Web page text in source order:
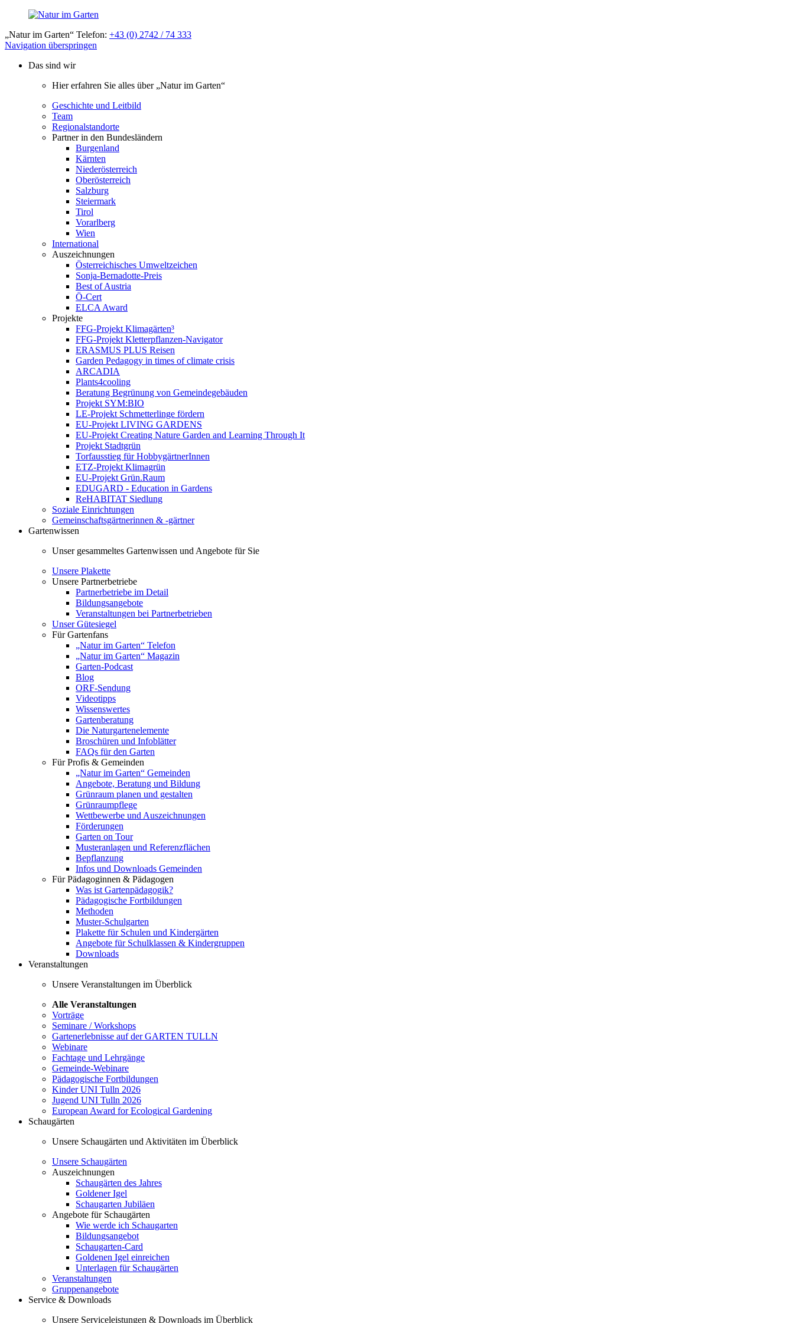
„Natur im Garten“ Telefon: +43 (0) 2742 / 74 333
Navigation überspringen
Das sind wir
Hier erfahren Sie alles über „Natur im Garten“
Geschichte und Leitbild
Team
Regionalstandorte
Partner in den Bundesländern
Burgenland
Kärnten
Niederösterreich
Oberösterreich
Salzburg
Steiermark
Tirol
Vorarlberg
Wien
International
Auszeichnungen
Österreichisches Umweltzeichen
Sonja-Bernadotte-Preis
Best of Austria
Ö-Cert
ELCA Award
Projekte
FFG-Projekt Klimagärten³
FFG-Projekt Kletterpflanzen-Navigator
ERASMUS PLUS Reisen
Garden Pedagogy in times of climate crisis
ARCADIA
Plants4cooling
Beratung Begrünung von Gemeindegebäuden
Projekt SYM:BIO
LE-Projekt Schmetterlinge fördern
EU-Projekt LIVING GARDENS
EU-Projekt Creating Nature Garden and Learning Through It
Projekt Stadtgrün
Torfausstieg für HobbygärtnerInnen
ETZ-Projekt Klimagrün
EU-Projekt Grün.Raum
EDUGARD - Education in Gardens
ReHABITAT Siedlung
Soziale Einrichtungen
Gemeinschaftsgärtnerinnen & -gärtner
Gartenwissen
Unser gesammeltes Gartenwissen und Angebote für Sie
Unsere Plakette
Unsere Partnerbetriebe
Partnerbetriebe im Detail
Bildungsangebote
Veranstaltungen bei Partnerbetrieben
Unser Gütesiegel
Für Gartenfans
„Natur im Garten“ Telefon
„Natur im Garten“ Magazin
Garten-Podcast
Blog
ORF-Sendung
Videotipps
Wissenswertes
Gartenberatung
Die Naturgartenelemente
Broschüren und Infoblätter
FAQs für den Garten
Für Profis & Gemeinden
„Natur im Garten“ Gemeinden
Angebote, Beratung und Bildung
Grünraum planen und gestalten
Grünraumpflege
Wettbewerbe und Auszeichnungen
Förderungen
Garten on Tour
Musteranlagen und Referenzflächen
Bepflanzung
Infos und Downloads Gemeinden
Für Pädagoginnen & Pädagogen
Was ist Gartenpädagogik?
Pädagogische Fortbildungen
Methoden
Muster-Schulgarten
Plakette für Schulen und Kindergärten
Angebote für Schulklassen & Kindergruppen
Downloads
Veranstaltungen
Unsere Veranstaltungen im Überblick
Alle Veranstaltungen
Vorträge
Seminare / Workshops
Gartenerlebnisse auf der GARTEN TULLN
Webinare
Fachtage und Lehrgänge
Gemeinde-Webinare
Pädagogische Fortbildungen
Kinder UNI Tulln 2026
Jugend UNI Tulln 2026
European Award for Ecological Gardening
Schaugärten
Unsere Schaugärten und Aktivitäten im Überblick
Unsere Schaugärten
Auszeichnungen
Schaugärten des Jahres
Goldener Igel
Schaugarten Jubiläen
Angebote für Schaugärten
Wie werde ich Schaugarten
Bildungsangebot
Schaugarten-Card
Goldenen Igel einreichen
Unterlagen für Schaugärten
Veranstaltungen
Gruppenangebote
Service & Downloads
Unsere Serviceleistungen & Downloads im Überblick